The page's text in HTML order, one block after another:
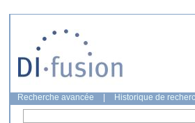
Recherche avancée Historique de